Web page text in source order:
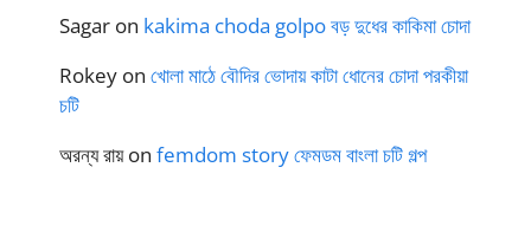
Sagar on kakima choda golpo বড় দুধের কাকিমা চোদা
Rokey on খোলা মাঠে বৌদির ভোদায় কাটা ধোনের চোদা পরকীয়া
চটি
অরন্য রায়on femdom story ফেমডম বাংলা চটি গল্প